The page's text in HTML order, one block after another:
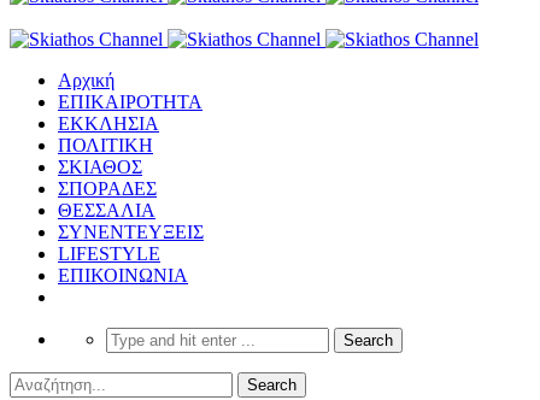
Αρχική
ΕΠΙΚΑΙΡΟΤΗΤΑ
ΕΚΚΛΗΣΙΑ
ΠΟΛΙΤΙΚΗ
ΣΚΙΑΘΟΣ
ΣΠΟΡΑΔΕΣ
ΘΕΣΣΑΛΙΑ
ΣΥΝΕΝΤΕΥΞΕΙΣ
LIFESTYLE
ΕΠΙΚΟΙΝΩΝΙΑ